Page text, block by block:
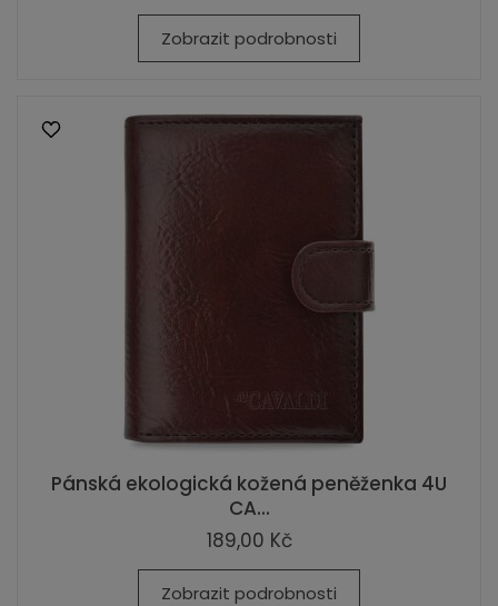
Zobrazit podrobnosti
Pánská ekologická kožená peněženka 4U
CA...
189,00 Kč
Zobrazit podrobnosti